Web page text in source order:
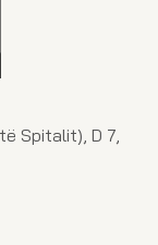
Spitalit), D 7,